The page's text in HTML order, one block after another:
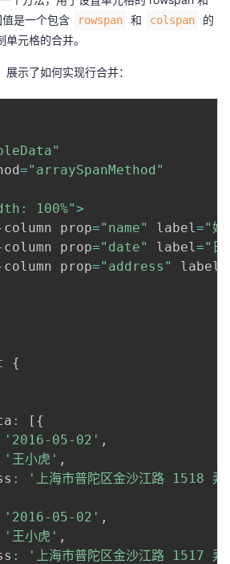
是一个包含
rowspan 和 colspan
的
元格的合并。
示了如何实现行合并：
="arraySpanMethod"
100%">
column prop="name" label="姓
column prop="date" label="日
column prop="address" label
{
: [ {
'2016-05-02' ,
'王小虎' ,
:
'上海市普陀区金沙江路 1518
'2016-05-02' ,
'王小虎' ,
:
'上海市普陀区金沙江路 1517